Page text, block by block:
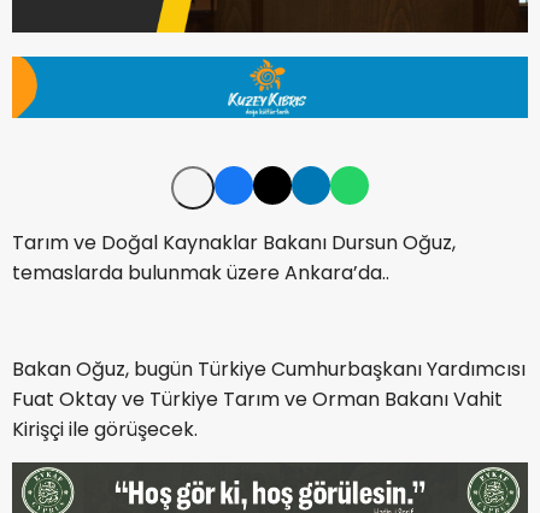
Tarım ve Doğal Kaynaklar Bakanı Dursun Oğuz,
temaslarda bulunmak üzere Ankara’da..
Bakan Oğuz, bugün Türkiye Cumhurbaşkanı Yardımcısı
Fuat Oktay ve Türkiye Tarım ve Orman Bakanı Vahit
Kirişçi ile görüşecek.